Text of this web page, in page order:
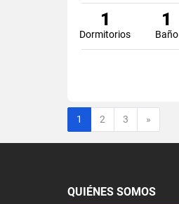
1
Dormitorios
1
Baño
1 2 3 »
QUIÉNES SOMOS